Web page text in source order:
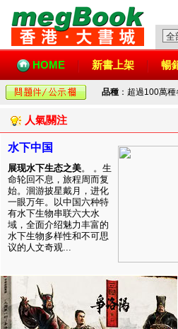
HOME 新書上架 暢
品種 ：超過100萬
人氣關注
水下中国
展现水下生态之美。 。生
命轮回不息，旅程周而复
始。洄游披星戴月，进化
一眼万年。以中国六种特
有水下生物串联六大水
域，全面介绍魅力丰富的
水下生物多样性和不可思
议的人文奇观...